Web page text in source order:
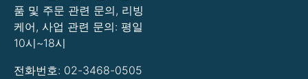
품 및 주문 관련 문의, 리빙
케어, 사업 관련 문의: 평일
10시~18시
전화번호: 02-3468-0505